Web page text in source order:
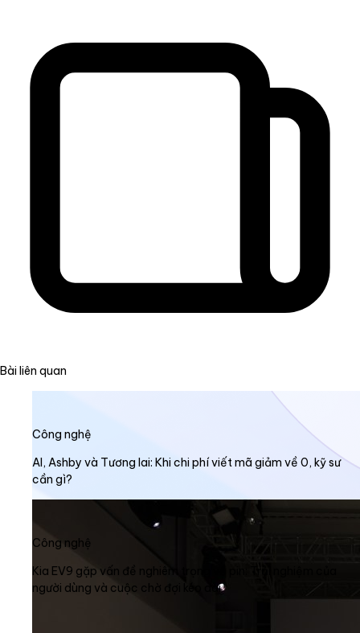
Bài liên quan
Công nghệ
AI, Ashby và Tương lai: Khi chi phí viết mã giảm về 0, kỹ sư
cần gì?
Công nghệ
Kia EV9 gặp vấn đề nghiêm trọng về pin: Trải nghiệm của
người dùng và cuộc chờ đợi kéo dài